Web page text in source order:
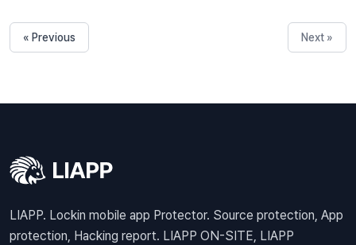
« Previous Next »
LIAPP. Lockin mobile app Protector. Source protection, App
protection, Hacking report. LIAPP ON-SITE, LIAPP